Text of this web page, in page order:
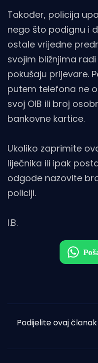
Također, policija
nego što podignu i
ostale vrijedne
svojim bližnjima
pokušaju prijevare.
putem telefona ne
svoj OIB ili broj
bankovne kartice.
Ukoliko zaprimite
liječnika ili ipak
odgode nazovite
policiji.
I.B.
Podijelite ovaj članak